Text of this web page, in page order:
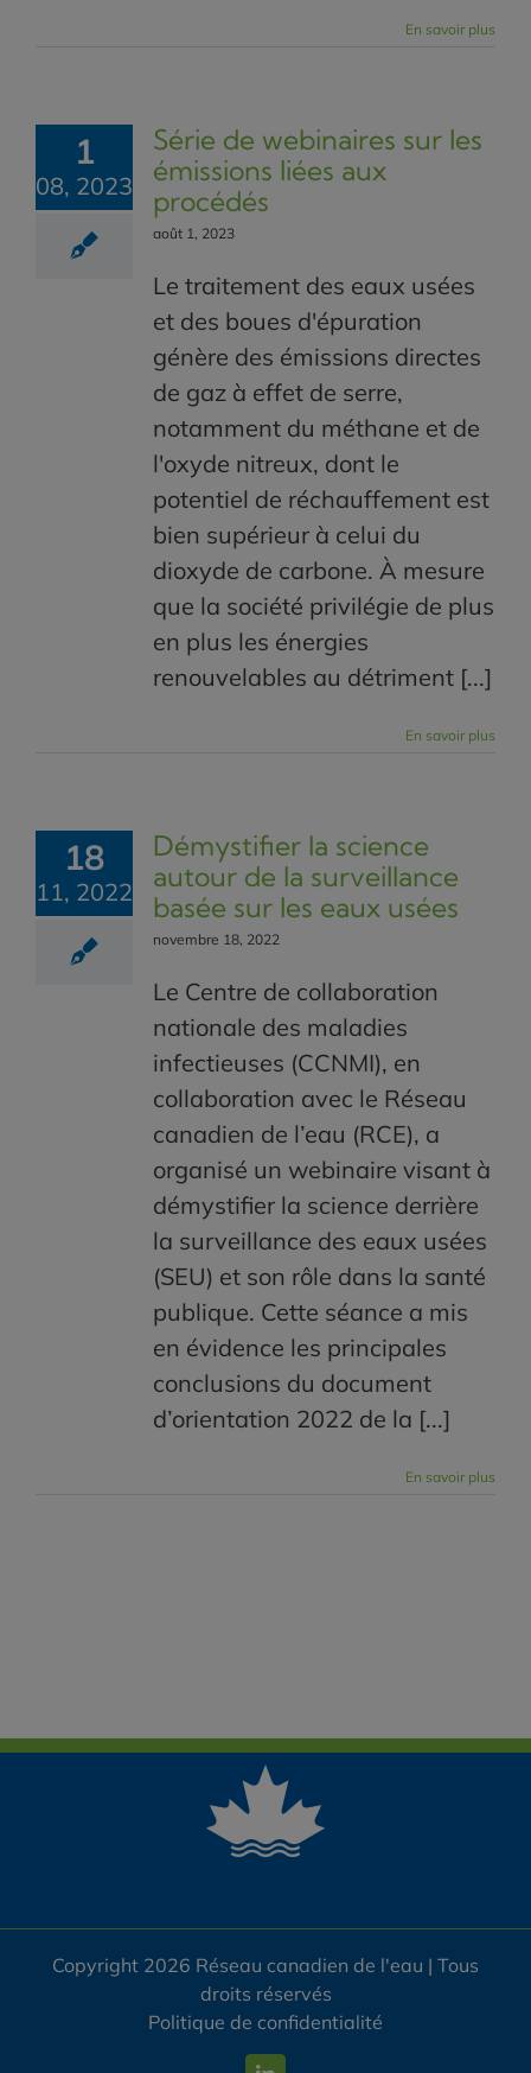
En savoir plus
1
08, 2023
Série de webinaires sur les
émissions liées aux
procédés
août 1, 2023
Le traitement des eaux usées
et des boues d'épuration
génère des émissions directes
de gaz à effet de serre,
notamment du méthane et de
l'oxyde nitreux, dont le
potentiel de réchauffement est
bien supérieur à celui du
dioxyde de carbone. À mesure
que la société privilégie de plus
en plus les énergies
renouvelables au détriment [...]
En savoir plus
18
11, 2022
Démystifier la science
autour de la surveillance
basée sur les eaux usées
novembre 18, 2022
Le Centre de collaboration
nationale des maladies
infectieuses (CCNMI), en
collaboration avec le Réseau
canadien de l’eau (RCE), a
organisé un webinaire visant à
démystifier la science derrière
la surveillance des eaux usées
(SEU) et son rôle dans la santé
publique. Cette séance a mis
en évidence les principales
conclusions du document
d’orientation 2022 de la [...]
En savoir plus
Copyright 2026 Réseau canadien de l'eau | Tous
droits réservés
Politique de confidentialité